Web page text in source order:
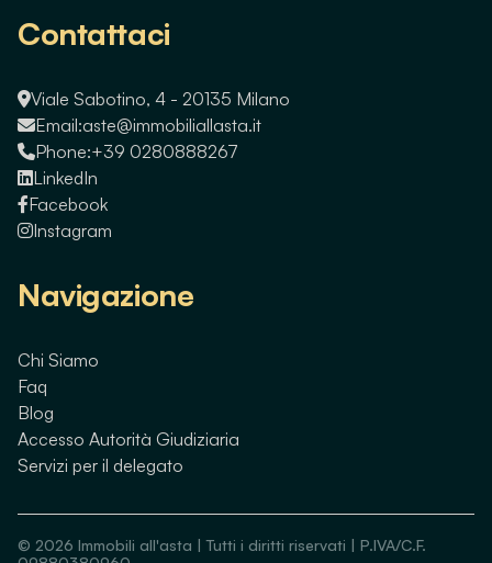
Contattaci
Viale Sabotino, 4 - 20135 Milano
Email:aste@immobiliallasta.it
Phone:+39 0280888267
LinkedIn
Facebook
Instagram
Navigazione
Chi Siamo
Faq
Blog
Accesso Autorità Giudiziaria
Servizi per il delegato
© 2026 Immobili all'asta | Tutti i diritti riservati | P.IVA/C.F.